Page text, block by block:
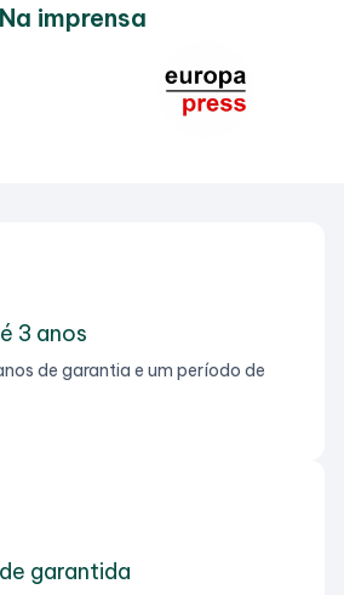
Na imprensa
3 anos
de garantia e um período de
garantida